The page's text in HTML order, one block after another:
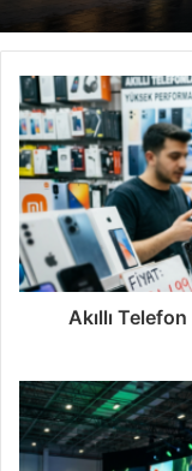
Akıllı